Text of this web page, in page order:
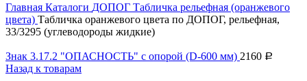
Главная Каталоги ДОПОГ Табличка рельефная (оранжевого
цвета) Табличка оранжевого цвета по ДОПОГ, рельефная,
33/3295 (углеводороды жидкие)
Знак 3.17.2 "ОПАСНОСТЬ" с опорой (D-600 мм) 2160 Р
Назад к товарам